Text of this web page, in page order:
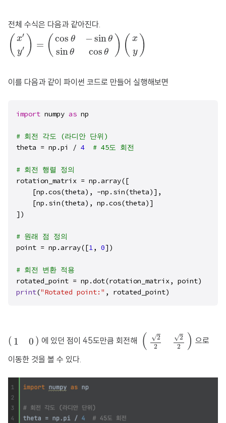
전체 수식은 다음과 같아진다.
( x′
y′ ) = ( cos θ −sinθ
sinθ cos θ ) ( x
y )
x y′) cos sin θ cosθ ( y)
이를 다음과 같이 파이썬 코드로 만들어 실행해보면
import numpy as np
# 회전 각도 (라디안 단위)
theta = np.pi / 4 # 45도 회전
# 회전 행렬 정의
rotation_matrix = np.array([
    [np.cos(theta), -np.sin(theta)],
    [np.sin(theta), np.cos(theta)]
])
# 원래 점 정의
point = np.array([1, 0])
# 회전 변환 적용
print("Rotated point:" , rotated_point)
( 1 0 )
( 10 에 있던 점이 45도만큼 회전해 ( √2
2
√2
2
)
(2 22
으로
이동한 것을 볼 수 있다.